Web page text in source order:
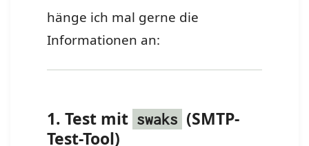
hänge ich mal gerne die
Informationen an:
1. Test mit swaks (SMTP-
Test-Tool)